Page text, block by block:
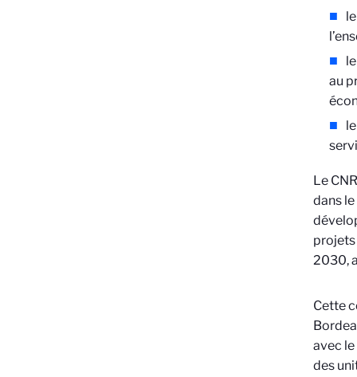
au
Le
dans
projets
2030,
Cette
avec
des